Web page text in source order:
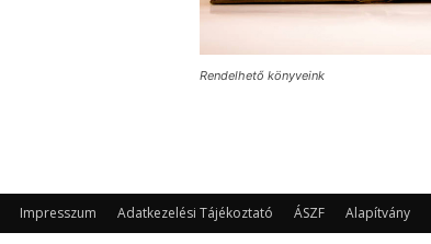
Rendelhető könyveink
Impresszum Adatkezelési Tájékoztató ÁSZF Alapítvány